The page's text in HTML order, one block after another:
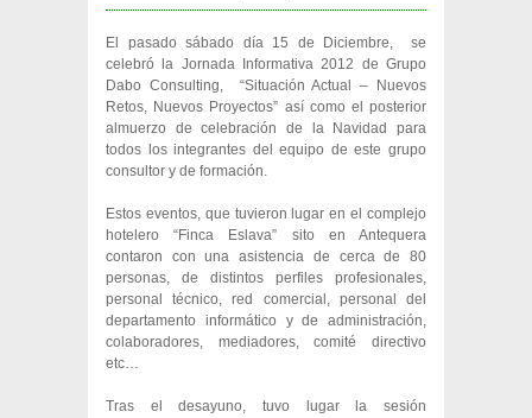
El pasado sábado día 15 de Diciembre, se
celebró la Jornada Informativa 2012 de Grupo
Dabo Consulting, “Situación Actual – Nuevos
Retos, Nuevos Proyectos” así como el posterior
almuerzo de celebración de la Navidad para
todos los integrantes del equipo de este grupo
consultor y de formación.
Estos eventos, que tuvieron lugar en el complejo
hotelero “Finca Eslava” sito en Antequera
contaron con una asistencia de cerca de 80
personas, de distintos perfiles profesionales,
personal técnico, red comercial, personal del
departamento informático y de administración,
colaboradores, mediadores, comité directivo
etc…
Tras el desayuno, tuvo lugar la sesión